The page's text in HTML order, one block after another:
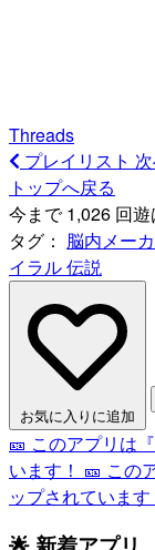
Threads
プレイリスト
トップへ戻る
今まで 1,026 回
タグ： 脳内メー
イラル伝説
お気に入りに追加
🎫 このアプリは
います！ 🎫 この
ップされています